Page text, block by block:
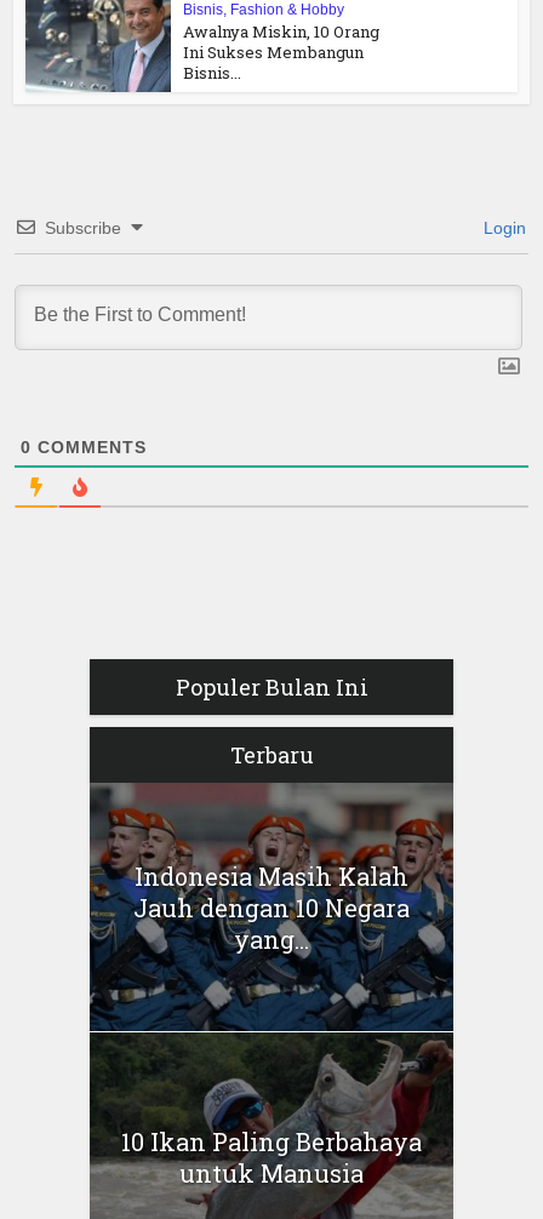
Bisnis, Fashion & Hobby
Awalnya Miskin, 10 Orang
Ini Sukses Membangun
Bisnis...
Subscribe Login
0 COMMENTS
Populer Bulan Ini
Terbaru
Indonesia Masih Kalah
Jauh dengan 10 Negara
yang...
10 Ikan Paling Berbahaya
untuk Manusia